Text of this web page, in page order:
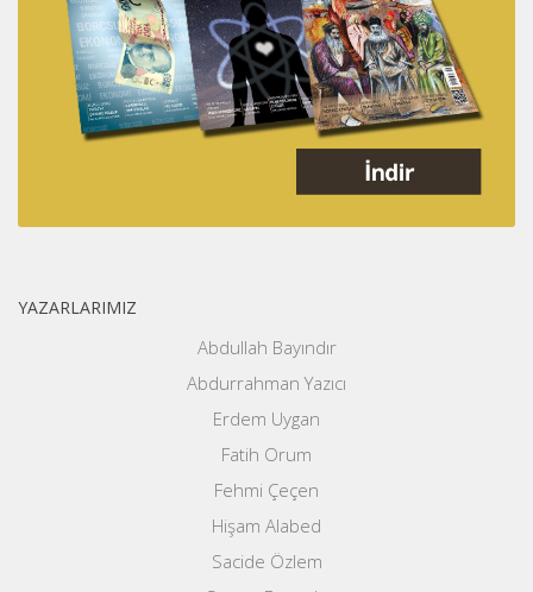
YAZARLARIMIZ
Abdullah Bayındır
Abdurrahman Yazıcı
Erdem Uygan
Fatih Orum
Fehmi Çeçen
Hişam Alabed
Sacide Özlem